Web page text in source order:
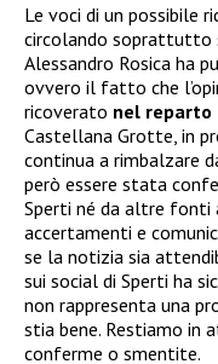
Le voci di un possibile
circolando soprattutto
Alessandro Rosica ha
ovvero il fatto che
ricoverato nel reparto
Castellana Grotte, in
continua a rimbalzare
però essere stata
Sperti né da altre fonti
accertamenti e
se la notizia sia
sui social di Sperti ha
non rappresenta una
stia bene. Restiamo in
conferme o smentite.